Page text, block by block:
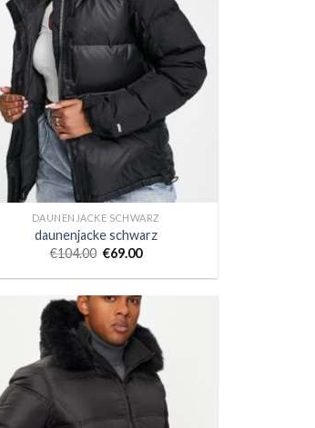
DAUNENJACKE SCHWARZ
daunenjacke schwarz
€104.00 €69.00